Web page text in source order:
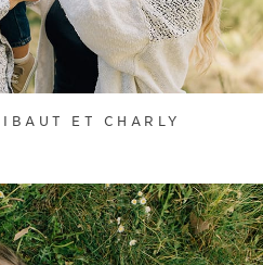
ET CHARLY